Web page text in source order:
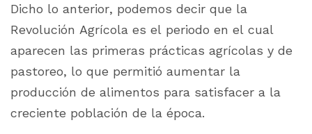
Dicho lo anterior, podemos decir que la
Revolución Agrícola es el periodo en el cual
aparecen las primeras prácticas agrícolas y de
pastoreo, lo que permitió aumentar la
producción de alimentos para satisfacer a la
creciente población de la época.